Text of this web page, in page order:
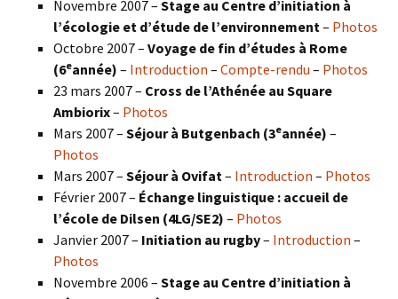
Novembre 2007 – Stage au Centre d’initiation à
l’écologie et d’étude de l’environnement – Photos
Octobre 2007 – Voyage de fin d’études à Rome
(6eannée) – Introduction – Compte-rendu – Photos
23 mars 2007 – Cross de l’Athénée au Square
Ambiorix– Photos
Mars 2007 – Séjour à Butgenbach (3eannée) –
Photos
Mars 2007 – Séjour à Ovifat – Introduction – Photos
Février 2007 – Échange linguistique : accueil de
l’école de Dilsen (4LG/SE2) – Photos
Janvier 2007 – Initiation au rugby– Introduction –
Photos
Novembre 2006 – Stage au Centre d’initiation à